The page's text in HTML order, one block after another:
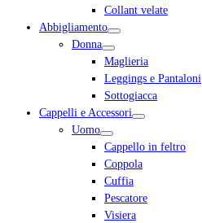
Collant velate
Abbigliamento
Donna
Maglieria
Leggings e Pantaloni
Sottogiacca
Cappelli e Accessori
Uomo
Cappello in feltro
Coppola
Cuffia
Pescatore
Visiera